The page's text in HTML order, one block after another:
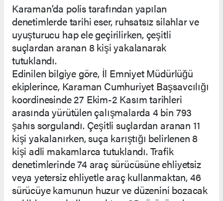
Karaman’da polis tarafından yapılan
denetimlerde tarihi eser, ruhsatsız silahlar ve
uyuşturucu hap ele geçirilirken, çeşitli
suçlardan aranan 8 kişi yakalanarak
tutuklandı.
Edinilen bilgiye göre, İl Emniyet Müdürlüğü
ekiplerince, Karaman Cumhuriyet Başsavcılığı
koordinesinde 27 Ekim-2 Kasım tarihleri
arasında yürütülen çalışmalarda 4 bin 793
şahıs sorgulandı. Çeşitli suçlardan aranan 11
kişi yakalanırken, suça karıştığı belirlenen 8
kişi adli makamlarca tutuklandı. Trafik
denetimlerinde 74 araç sürücüsüne ehliyetsiz
veya yetersiz ehliyetle araç kullanmaktan, 46
sürücüye kamunun huzur ve düzenini bozacak